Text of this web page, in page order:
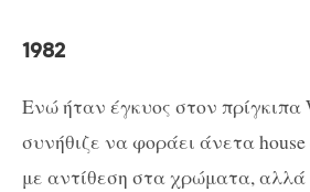
1982
Ενώ ήταν έγκυος στον
συνήθιζε να φοράει άνετα house
με αντίθεση στα χρώματα, αλλά